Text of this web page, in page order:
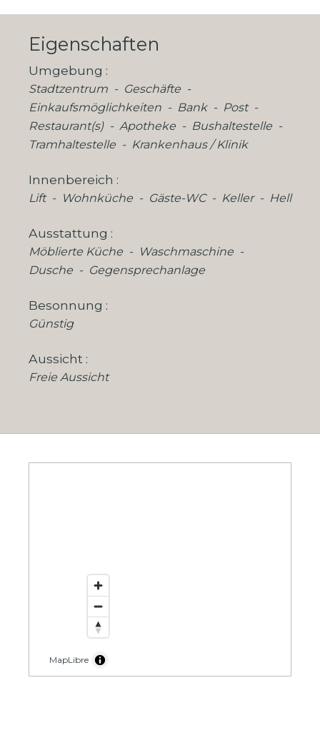
Eigenschaften
Umgebung
Stadtzentrum
Geschäfte
Einkaufsmöglichkeiten
Bank
Post
Restaurant(s)
Apotheke
Bushaltestelle
Tramhaltestelle
Krankenhaus / Klinik
Innenbereich
Lift Wohnküche Gäste-WC Keller Hell
Ausstattung
Möblierte Küche
Waschmaschine
Dusche
Gegensprechanlage
Besonnung
Günstig
Aussicht
Freie Aussicht
MapLibre